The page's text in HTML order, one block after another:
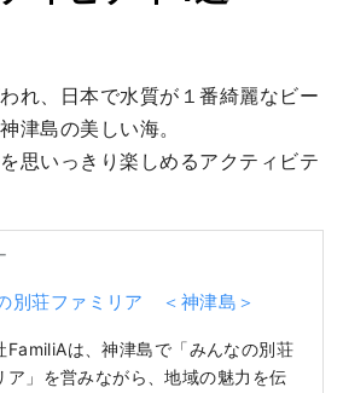
れ、日本で水質が１番綺麗なビー
津島の美しい海。
思いっきり楽しめるアクティビテ
別荘ファミリア ＜神津島＞
FamiliAは、神津島で「みんなの別荘
ア」を営みながら、地域の魅力を伝